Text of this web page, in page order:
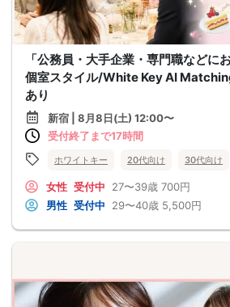
「公務員・大手企業・専門職などに
個室スタイル/White Key AI
あり
新宿 | 8月8日(土) 12:00〜
受付終了まで17時間
ホワイトキー 20代向け 30代向け
女性 受付中 27〜39歳 700円
男性 受付中 29〜40歳 5,500円